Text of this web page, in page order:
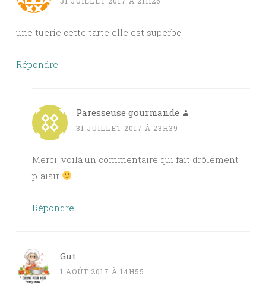
une tuerie cette tarte elle est superbe
Répondre
Paresseuse gourmande
31 JUILLET 2017 À 23H39
Merci, voilà un commentaire qui fait drôlement
plaisir
Répondre
Gut
1 AOÛT 2017 À 14H55